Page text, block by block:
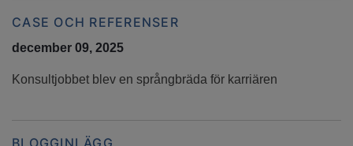
CASE OCH REFERENSER
december 09, 2025
Konsultjobbet blev en språngbräda för karriären
BLOGGINLÄGG